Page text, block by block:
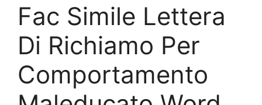
Fac Simile Lettera
Di Richiamo Per
Comportamento